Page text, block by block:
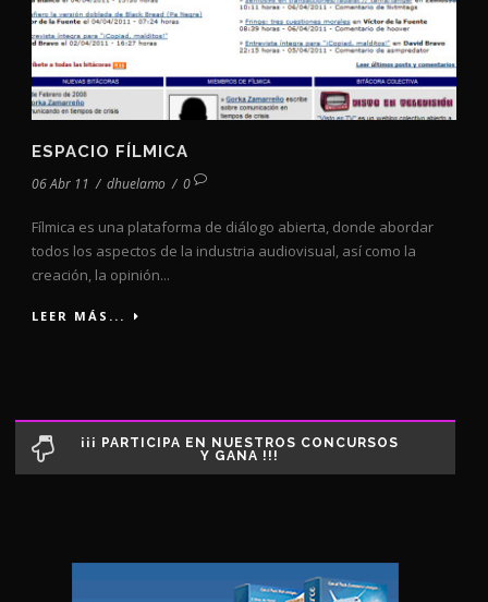
ESPACIO FÍLMICA
06 Abr 11 / dhuelamo / 0
Fílmica es una plataforma de diálogo abierta, donde abordar
todos los aspectos de la industria audiovisual, así como la
creación, la opinión...
LEER MÁS...
¡¡¡ PARTICIPA EN NUESTROS CONCURSOS
Y GANA !!!